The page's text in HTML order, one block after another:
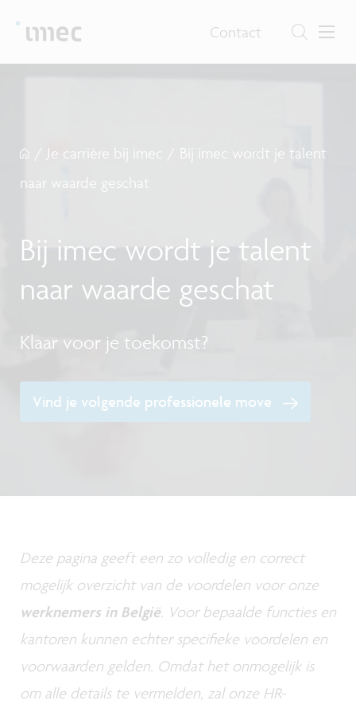
Contact
/ Je carrière bij imec / Bij imec wordt je talent
naar waarde geschat
Bij imec wordt je talent
naar waarde geschat
Klaar voor je toekomst?
Vind je volgende professionele move
Deze pagina geeft een zo volledig en correct
mogelijk overzicht van de voordelen voor onze
werknemers in België. Voor bepaalde functies en
kantoren kunnen echter specifieke voordelen en
voorwaarden gelden. Omdat het onmogelijk is
om alle details te vermelden, zal onze HR-